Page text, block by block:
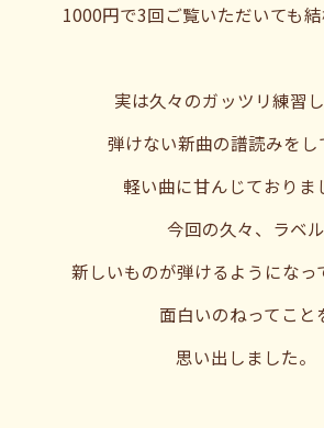
1000円で3回ご覧いただいても
実は久々のガッツリ練習
弾けない新曲の譜読みをし
軽い曲に甘んじておりま
今回の久々、ラベル
新しいものが弾けるようになっ
面白いのねってこと
思い出しました。